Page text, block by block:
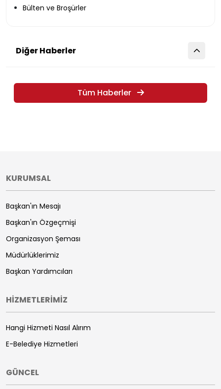
Bülten ve Broşürler
Diğer Haberler
Tüm Haberler
KURUMSAL
Başkan'ın Mesajı
Başkan'ın Özgeçmişi
Organizasyon Şeması
Müdürlüklerimiz
Başkan Yardımcıları
HİZMETLERİMİZ
Hangi Hizmeti Nasıl Alırım
E-Belediye Hizmetleri
GÜNCEL